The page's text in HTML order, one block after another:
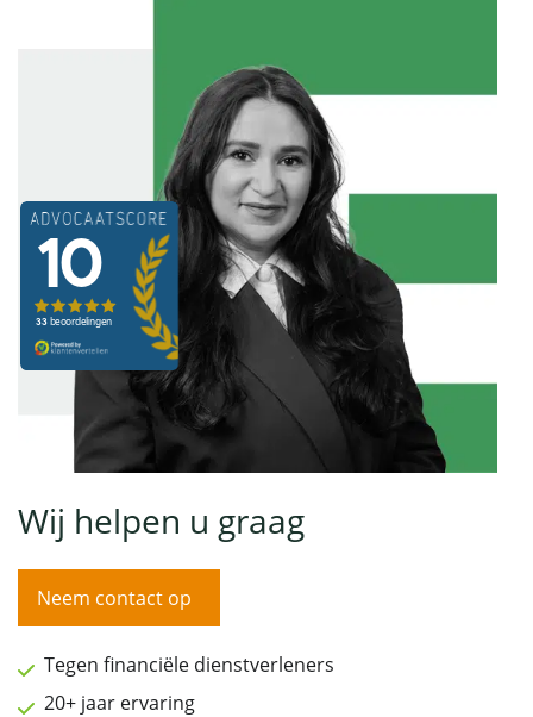
Wij helpen u graag
Neem contact op
Tegen financiële dienstverleners
20+ jaar ervaring